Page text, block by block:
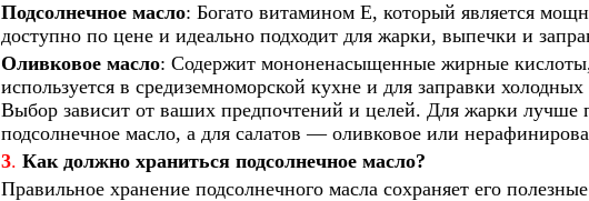
Подсолнечное масло: Богато витамином Е, который является
доступно по цене и идеально подходит для жарки, выпечки и
Оливковое масло: Содержит мононенасыщенные жирные
используется в средиземноморской кухне и для заправки
Выбор зависит от ваших предпочтений и целей. Для жарки лучше
подсолнечное масло, а для салатов — оливковое или
3. Как должно храниться подсолнечное масло?
Правильное хранение подсолнечного масла сохраняет его